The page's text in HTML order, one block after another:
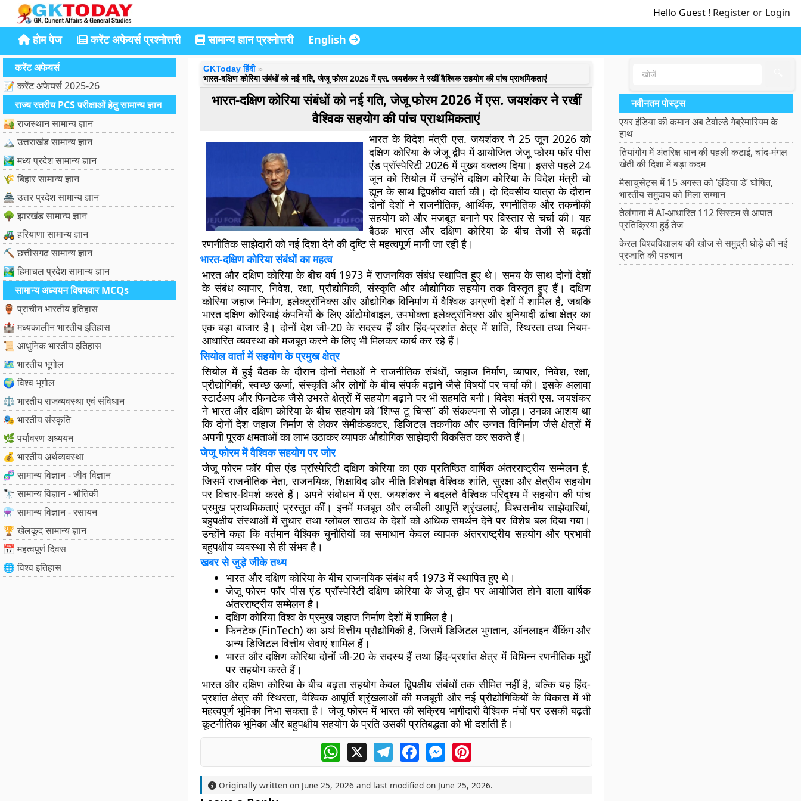
Hello Guest ! Register or Login
होम पेज करेंट अफेयर्स प्रश्नोत्तरी सामान्य ज्ञान प्रश्नोत्तरी English
करेंट अफेयर्स
📝 करेंट अफेयर्स 2025-26
राज्य स्तरीय PCS परीक्षाओं हेतु सामान्य ज्ञान
🏜️ राजस्थान सामान्य ज्ञान
🏔️ उत्तराखंड सामान्य ज्ञान
🏞️ मध्य प्रदेश सामान्य ज्ञान
🌾 बिहार सामान्य ज्ञान
🏯 उत्तर प्रदेश सामान्य ज्ञान
🌳 झारखंड सामान्य ज्ञान
🚜 हरियाणा सामान्य ज्ञान
⛏️ छत्तीसगढ़ सामान्य ज्ञान
🏞️ हिमाचल प्रदेश सामान्य ज्ञान
सामान्य अध्ययन विषयवार MCQs
🏺 प्राचीन भारतीय इतिहास
🏰 मध्यकालीन भारतीय इतिहास
📜 आधुनिक भारतीय इतिहास
🗺️ भारतीय भूगोल
🌍 विश्व भूगोल
⚖️ भारतीय राजव्यवस्था एवं संविधान
🎭 भारतीय संस्कृति
🌿 पर्यावरण अध्ययन
💰 भारतीय अर्थव्यवस्था
🧬 सामान्य विज्ञान - जीव विज्ञान
🔭 सामान्य विज्ञान - भौतिकी
⚗️ सामान्य विज्ञान - रसायन
🏆 खेलकूद सामान्य ज्ञान
📅 महत्वपूर्ण दिवस
🌐 विश्व इतिहास
GKToday हिंदी
भारत-दक्षिण कोरिया संबंधों को नई गति, जेजू फोरम 2026 में एस. जयशंकर ने रखीं वैश्विक सहयोग की पांच प्राथमिकताएं
भारत-दक्षिण कोरिया संबंधों को नई गति, जेजू फोरम 2026 में एस. जयशंकर ने रखीं
वैश्विक सहयोग की पांच प्राथमिकताएं
भारत के विदेश मंत्री एस. जयशंकर ने 25 जून 2026 को
दक्षिण कोरिया के जेजू द्वीप में आयोजितजेजू फोरम फॉर पीस
एंड प्रॉस्पेरिटी 2026में मुख्य वक्तव्य दिया। इससे पहले 24
जून को सियोल में उन्होंने दक्षिण कोरिया के विदेश मंत्री चो
ह्यून के साथ द्विपक्षीय वार्ता की। दो दिवसीय यात्रा के दौरान
दोनों देशों ने राजनीतिक, आर्थिक, रणनीतिक और तकनीकी
सहयोग को और मजबूत बनाने पर विस्तार से चर्चा की। यह
बैठक भारत और दक्षिण कोरिया के बीच तेजी से बढ़ती
रणनीतिक साझेदारी को नई दिशा देने की दृष्टि से महत्वपूर्ण मानी जा रही है।
भारत-दक्षिण कोरिया संबंधों का महत्व
भारत और दक्षिण कोरिया के बीच वर्ष 1973 में राजनयिक संबंध स्थापित हुए थे। समय के साथ दोनों देशों
के संबंध व्यापार, निवेश, रक्षा, प्रौद्योगिकी, संस्कृति और औद्योगिक सहयोग तक विस्तृत हुए हैं। दक्षिण
कोरिया जहाज निर्माण, इलेक्ट्रॉनिक्स और औद्योगिक विनिर्माण में वैश्विक अग्रणी देशों में शामिल है, जबकि
भारत दक्षिण कोरियाई कंपनियों के लिए ऑटोमोबाइल, उपभोक्ता इलेक्ट्रॉनिक्स और बुनियादी ढांचा क्षेत्र का
एक बड़ा बाजार है। दोनों देश जी-20 के सदस्य हैं और हिंद-प्रशांत क्षेत्र में शांति, स्थिरता तथा नियम-
आधारित व्यवस्था को मजबूत करने के लिए भी मिलकर कार्य कर रहे हैं।
सियोल वार्ता में सहयोग के प्रमुख क्षेत्र
सियोल में हुई बैठक के दौरान दोनों नेताओं ने राजनीतिक संबंधों, जहाज निर्माण, व्यापार, निवेश, रक्षा,
प्रौद्योगिकी, स्वच्छ ऊर्जा, संस्कृति और लोगों के बीच संपर्क बढ़ाने जैसे विषयों पर चर्चा की। इसके अलावा
स्टार्टअप और फिनटेक जैसे उभरते क्षेत्रों में सहयोग बढ़ाने पर भी सहमति बनी। विदेश मंत्री एस. जयशंकर
ने भारत और दक्षिण कोरिया के बीच सहयोग को “शिप्स टू चिप्स” की संकल्पना से जोड़ा। उनका आशय था
कि दोनों देश जहाज निर्माण से लेकर सेमीकंडक्टर, डिजिटल तकनीक और उन्नत विनिर्माण जैसे क्षेत्रों में
अपनी पूरक क्षमताओं का लाभ उठाकर व्यापक औद्योगिक साझेदारी विकसित कर सकते हैं।
जेजू फोरम में वैश्विक सहयोग पर जोर
जेजू फोरम फॉर पीस एंड प्रॉस्पेरिटी दक्षिण कोरिया का एक प्रतिष्ठित वार्षिक अंतरराष्ट्रीय सम्मेलन है,
जिसमें राजनीतिक नेता, राजनयिक, शिक्षाविद और नीति विशेषज्ञ वैश्विक शांति, सुरक्षा और क्षेत्रीय सहयोग
पर विचार-विमर्श करते हैं। अपने संबोधन में एस. जयशंकर ने बदलते वैश्विक परिदृश्य में सहयोग की पांच
प्रमुख प्राथमिकताएं प्रस्तुत कीं। इनमें मजबूत और लचीली आपूर्ति श्रृंखलाएं, विश्वसनीय साझेदारियां,
बहुपक्षीय संस्थाओं में सुधार तथा ग्लोबल साउथ के देशों को अधिक समर्थन देने पर विशेष बल दिया गया।
उन्होंने कहा कि वर्तमान वैश्विक चुनौतियों का समाधान केवल व्यापक अंतरराष्ट्रीय सहयोग और प्रभावी
बहुपक्षीय व्यवस्था से ही संभव है।
खबर से जुड़े जीके तथ्य
भारत और दक्षिण कोरिया के बीच राजनयिक संबंध वर्ष 1973में स्थापित हुए थे।
जेजू फोरम फॉर पीस एंड प्रॉस्पेरिटी दक्षिण कोरिया केजेजू द्वीप पर आयोजित होने वाला वार्षिक
अंतरराष्ट्रीय सम्मेलन है।
दक्षिण कोरिया विश्व के प्रमुखजहाज निर्माणदेशों में शामिल है।
फिनटेक (FinTech) का अर्थ वित्तीय प्रौद्योगिकी है, जिसमें डिजिटल भुगतान, ऑनलाइन बैंकिंग और
अन्य डिजिटल वित्तीय सेवाएं शामिल हैं।
भारत और दक्षिण कोरिया दोनोंजी-20के सदस्य हैं तथा हिंद-प्रशांत क्षेत्र में विभिन्न रणनीतिक मुद्दों
पर सहयोग करते हैं।
भारत और दक्षिण कोरिया के बीच बढ़ता सहयोग केवल द्विपक्षीय संबंधों तक सीमित नहीं है, बल्कि यह हिंद-
प्रशांत क्षेत्र की स्थिरता, वैश्विक आपूर्ति श्रृंखलाओं की मजबूती और नई प्रौद्योगिकियों के विकास में भी
महत्वपूर्ण भूमिका निभा सकता है। जेजू फोरम में भारत की सक्रिय भागीदारी वैश्विक मंचों पर उसकी बढ़ती
कूटनीतिक भूमिका और बहुपक्षीय सहयोग के प्रति उसकी प्रतिबद्धता को भी दर्शाती है।
WhatsApp
X TelegramFacebookMessengerPinterest
Originally written on June 25, 2026 and last modified on June 25, 2026.
नवीनतम पोस्ट्स
एयर इंडिया की कमान अब टेवोल्डे गेब्रेमारियम के
हाथ
तियांगोंग में अंतरिक्ष धान की पहली कटाई, चांद-मंगल
खेती की दिशा में बड़ा कदम
मैसाचुसेट्स में 15 अगस्त को ‘इंडिया डे’ घोषित,
भारतीय समुदाय को मिला सम्मान
तेलंगाना में AI-आधारित 112 सिस्टम से आपात
प्रतिक्रिया हुई तेज
केरल विश्वविद्यालय की खोज से समुद्री घोड़े की नई
प्रजाति की पहचान